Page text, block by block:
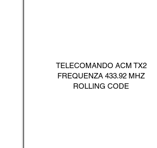
TELECOMANDO ACM TX2
FREQUENZA 433.92 MHZ
ROLLING CODE